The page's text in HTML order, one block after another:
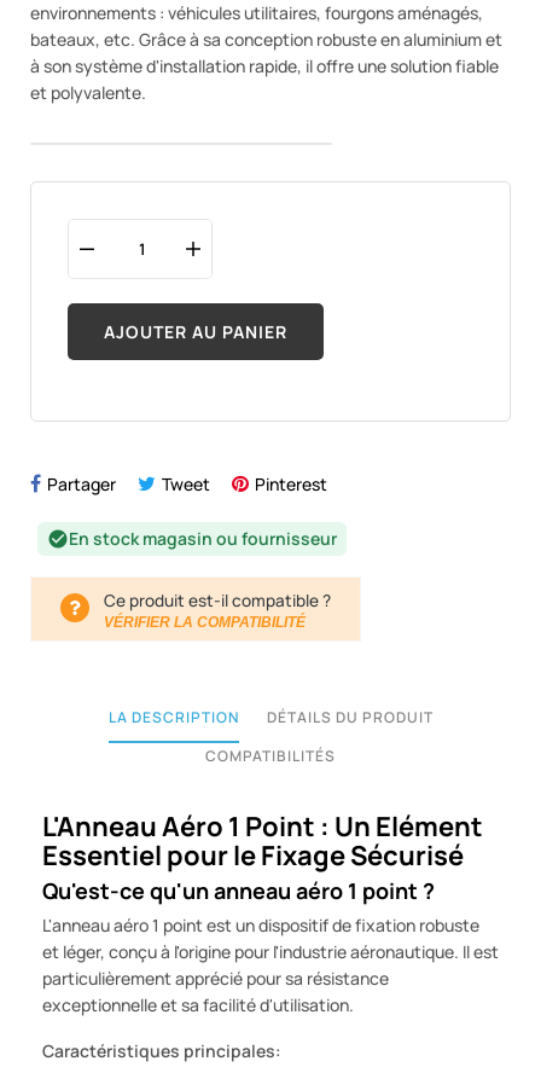
environnements : véhicules utilitaires, fourgons aménagés,
bateaux, etc. Grâce à sa conception robuste en aluminium et
à son système d'installation rapide, il offre une solution fiable
et polyvalente.
AJOUTER AU PANIER
Partager Tweet Pinterest
check_circleEn stock magasin ou fournisseur
Ce produit est-il compatible ?
VÉRIFIER LA COMPATIBILITÉ
LA DESCRIPTION
DÉTAILS DU PRODUIT
COMPATIBILITÉS
L'Anneau Aéro 1 Point : Un Elément
Essentiel pour le Fixage Sécurisé
Qu'est-ce qu'un anneau aéro 1 point ?
L'anneau aéro 1 point est un dispositif de fixation robuste
et léger, conçu à l'origine pour l'industrie aéronautique. Il est
particulièrement apprécié pour sa résistance
exceptionnelle et sa facilité d'utilisation.
Caractéristiques principales: